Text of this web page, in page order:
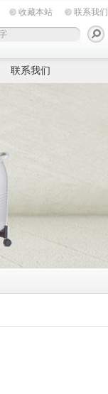
收藏本站 联系我们
联系我们